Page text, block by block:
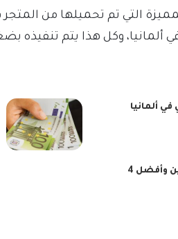
ألمانيا، وكل هذا يتم تنفيذه
في ألمانيا
مدينة ملاهي في برلين وأفضل 4